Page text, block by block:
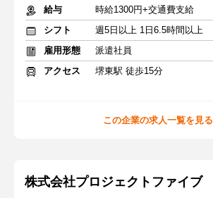
給与
時給1300円+交通費支給
シフト
週5日以上 1日6.5時間以上
雇用形態
派遣社員
アクセス
堺東駅 徒歩15分
この企業の求人一覧を見る
株式会社プロジェクトファイブ